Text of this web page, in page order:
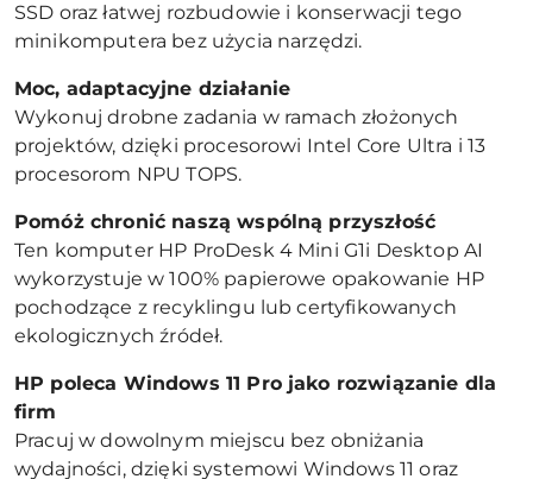
SSD oraz łatwej rozbudowie i konserwacji tego
minikomputera bez użycia narzędzi.
Moc, adaptacyjne działanie
Wykonuj drobne zadania w ramach złożonych
projektów, dzięki procesorowi Intel Core Ultra i 13
procesorom NPU TOPS.
Pomóż chronić naszą wspólną przyszłość
Ten komputer HP ProDesk 4 Mini G1i Desktop AI
wykorzystuje w 100% papierowe opakowanie HP
pochodzące z recyklingu lub certyfikowanych
ekologicznych źródeł.
HP poleca Windows 11 Pro jako rozwiązanie dla
firm
Pracuj w dowolnym miejscu bez obniżania
wydajności, dzięki systemowi Windows 11 oraz